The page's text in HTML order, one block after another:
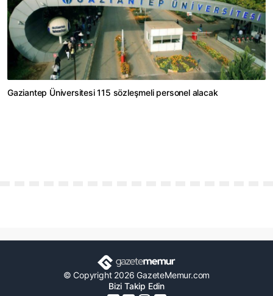
Gaziantep Üniversitesi 115 sözleşmeli personel alacak
© Copyright 2026 GazeteMemur.com
Bizi Takip Edin